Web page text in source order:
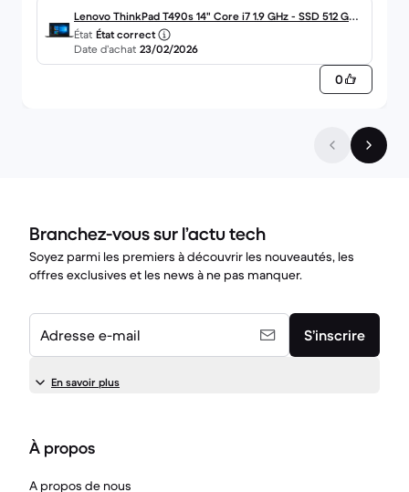
Dommage, d'autant plus que ça semble être un
problème récurrent, d'après d'autres avis, et un
autre achatr précédent pour lequel j'aurais pu
émettre les mêmes remarques (les négatives
mais aussi les positives) Mis à part ça, l'état est
Lenovo ThinkPad T490s 14" Core i7 1.9 GHz - SSD 512 Go -
16 Go AZERTY - Français
État État correct
Date d’achat 23/02/2026
0
Branchez-vous sur l’actu tech
Soyez parmi les premiers à découvrir les nouveautés, les
offres exclusives et les news à ne pas manquer.
Adresse e-mail S’inscrire
En savoir plus
À propos
A propos de nous